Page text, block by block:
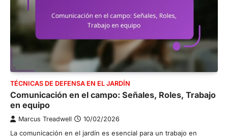
TÉCNICAS DE DEFENSA EN EL JARDÍN
Comunicación en el campo: Señales, Roles, Trabajo
en equipo
Marcus Treadwell 10/02/2026
La comunicación en el jardín es esencial para un trabajo en